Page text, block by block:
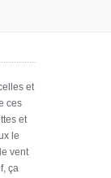
et
ces
et
le
vent
ça